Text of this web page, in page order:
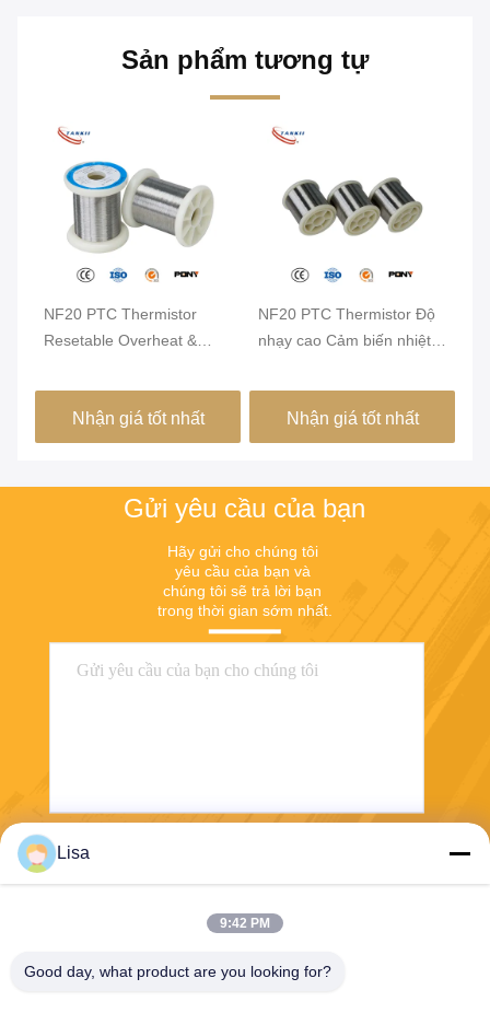
Sản phẩm tương tự
NF20 PTC Thermistor
Resetable Overheat &
Resistor NF20 PTC
Thermistor Resetable
Overheat & Overcurrent
PTC Thermistor có thể đặt
lại chống quá nóng và quá
Nhận giá tốt nhất
NF20 PTC Thermistor Độ
nhạy cao Cảm biến nhiệt
việc giám sát quá nóng
của động cơ và các thành
phần điện
Nhận giá tốt nhất
Gửi yêu cầu của bạn
Hãy gửi cho chúng tôi
yêu cầu của bạn và
chúng tôi sẽ trả lời bạn
trong thời gian sớm nhất.
Lisa
9:42 PM
Good day, what product are you looking for?